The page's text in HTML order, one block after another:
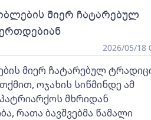
მიერ ჩატარებულ
2026/05/18
მიერ ჩატარებულ
ოჯახის სიწმინდე ამ
მხრიდან
რათა ბავშვებმა წამალი